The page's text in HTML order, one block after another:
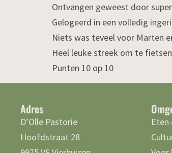
Ontvangen geweest door
Gelogeerd in een volledig
Niets was teveel voor Marten
Heel leuke streek om te
Punten 10 op 10
Adres
D’Olle Pastorie
Hoofdstraat 28
Eten